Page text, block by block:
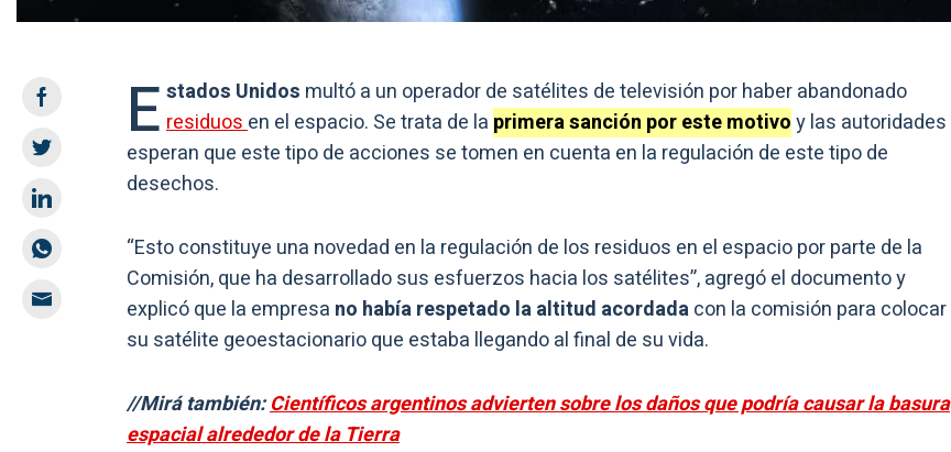
E stados Unidos multó a un operador de satélites de televisión por haber abandonado
residuosen el espacio. Se trata de la primera sanción por este motivoy las autoridades
esperan que este tipo de acciones se tomen en cuenta en la regulación de este tipo de
desechos.
“Esto constituye una novedad en la regulación de los residuos en el espacio por parte de la
Comisión, que ha desarrollado sus esfuerzos hacia los satélites”, agregó el documento y
explicó que la empresa no había respetado la altitud acordadacon la comisión para colocar
su satélite geoestacionario que estaba llegando al final de su vida.
//Mirá también:Científicos argentinos advierten sobre los daños que podría causar la basura
espacial alrededor de la Tierra